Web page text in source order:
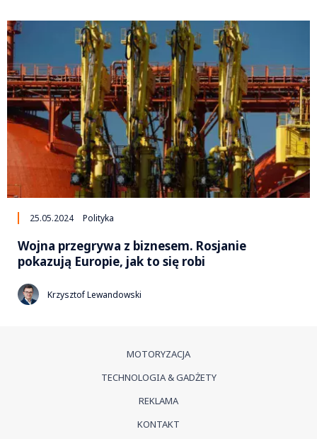
25.05.2024 Polityka
Wojna przegrywa z biznesem. Rosjanie
pokazują Europie, jak to się robi
Krzysztof Lewandowski
MOTORYZACJA
TECHNOLOGIA & GADŻETY
REKLAMA
KONTAKT